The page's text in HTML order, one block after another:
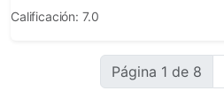
Calificación: 7.0
Página 1 de 8